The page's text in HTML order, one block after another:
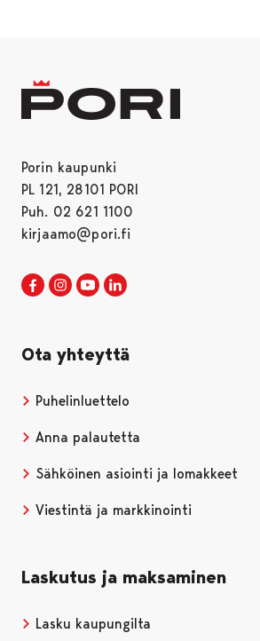
Porin kaupunki
PL 121, 28101 PORI
Puh. 02 621 1100
kirjaamo@pori.fi
Porin kaupunki Facebookissa
Avautuu uudessa välilehdessä
Porin kaupunki Instagramissa
Avautuu uudessa välilehdessä
Porin kaupunki
Avautuu uudessa
Ota yhteyttä
Puhelinluettelo
Anna palautetta
Sähköinen asiointi ja lomakkeet
Viestintä ja markkinointi
Laskutus ja maksaminen
Lasku kaupungilta